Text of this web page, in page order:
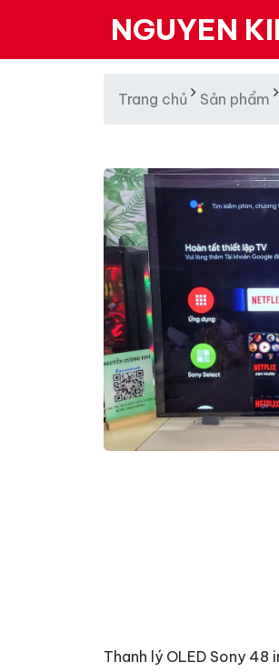
NGUYEN
Trang chủ Sản phẩm
Thanh lý OLED Sony 48